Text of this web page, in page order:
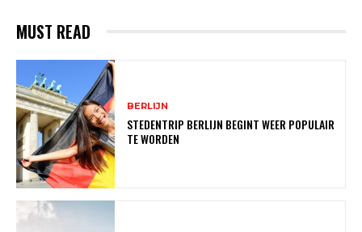
MUST READ
BERLIJN
STEDENTRIP BERLIJN BEGINT WEER POPULAIR
TE WORDEN